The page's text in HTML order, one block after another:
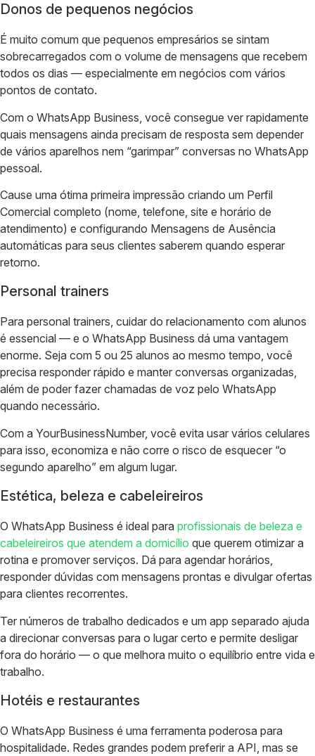
Donos de pequenos negócios
É muito comum que pequenos empresários se sintam
sobrecarregados com o volume de mensagens que recebem
todos os dias — especialmente em negócios com vários
pontos de contato.
Com o WhatsApp Business, você consegue ver rapidamente
quais mensagens ainda precisam de resposta sem depender
de vários aparelhos nem “garimpar” conversas no WhatsApp
pessoal.
Cause uma ótima primeira impressão criando um Perfil
Comercial completo (nome, telefone, site e horário de
atendimento) e configurando Mensagens de Ausência
automáticas para seus clientes saberem quando esperar
retorno.
Personal trainers
Para personal trainers, cuidar do relacionamento com alunos
é essencial — e o WhatsApp Business dá uma vantagem
enorme. Seja com 5 ou 25 alunos ao mesmo tempo, você
precisa responder rápido e manter conversas organizadas,
além de poder fazer chamadas de voz pelo WhatsApp
quando necessário.
Com a YourBusinessNumber, você evita usar vários celulares
para isso, economiza e não corre o risco de esquecer “o
segundo aparelho” em algum lugar.
Estética, beleza e cabeleireiros
O WhatsApp Business é ideal para profissionais de beleza e
cabeleireiros que atendem a domicílio que querem otimizar a
rotina e promover serviços. Dá para agendar horários,
responder dúvidas com mensagens prontas e divulgar ofertas
para clientes recorrentes.
Ter números de trabalho dedicados e um app separado ajuda
a direcionar conversas para o lugar certo e permite desligar
fora do horário — o que melhora muito o equilíbrio entre vida e
trabalho.
Hotéis e restaurantes
O WhatsApp Business é uma ferramenta poderosa para
hospitalidade. Redes grandes podem preferir a API, mas se